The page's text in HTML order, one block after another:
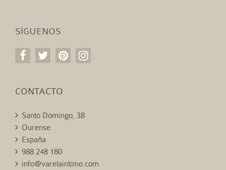
SÍGUENOS
CONTACTO
Santo Domingo, 38
Ourense
España
988 248 180
info@varelaintimo.com